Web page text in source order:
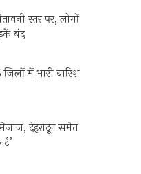
स्तर पर, लोगों
बंद
में भारी बारिश
देहरादून समेत